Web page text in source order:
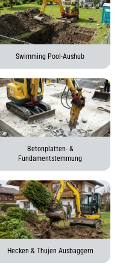
Swimming Pool-Aushub
Betonplatten- &
Fundamentstemmung
Hecken & Thujen Ausbaggern